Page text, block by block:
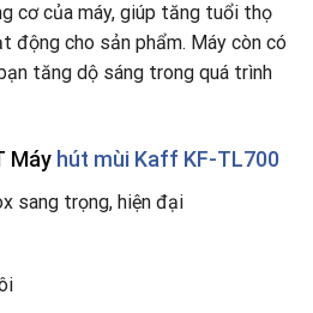
cơ của máy, giúp tăng tuổi thọ
động cho sản phẩm. Máy còn có
tăng dộ sáng trong quá trình
Máy hút mùi Kaff KF-TL700
sang trọng, hiện đại